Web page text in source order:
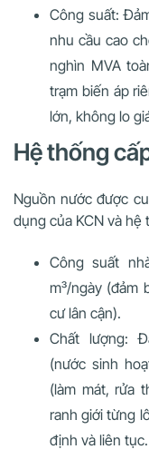
Công suất:
nhu cầu cao
nghìn MVA
trạm biến áp
lớn, không lo
Hệ thống
Nguồn nước được
dụng của KCN và hệ
Công suất
m³/ngày (đảm
cư lân cận).
Chất lượng:
(nước sinh
(làm mát, rửa
ranh giới từng
định và liên tục.